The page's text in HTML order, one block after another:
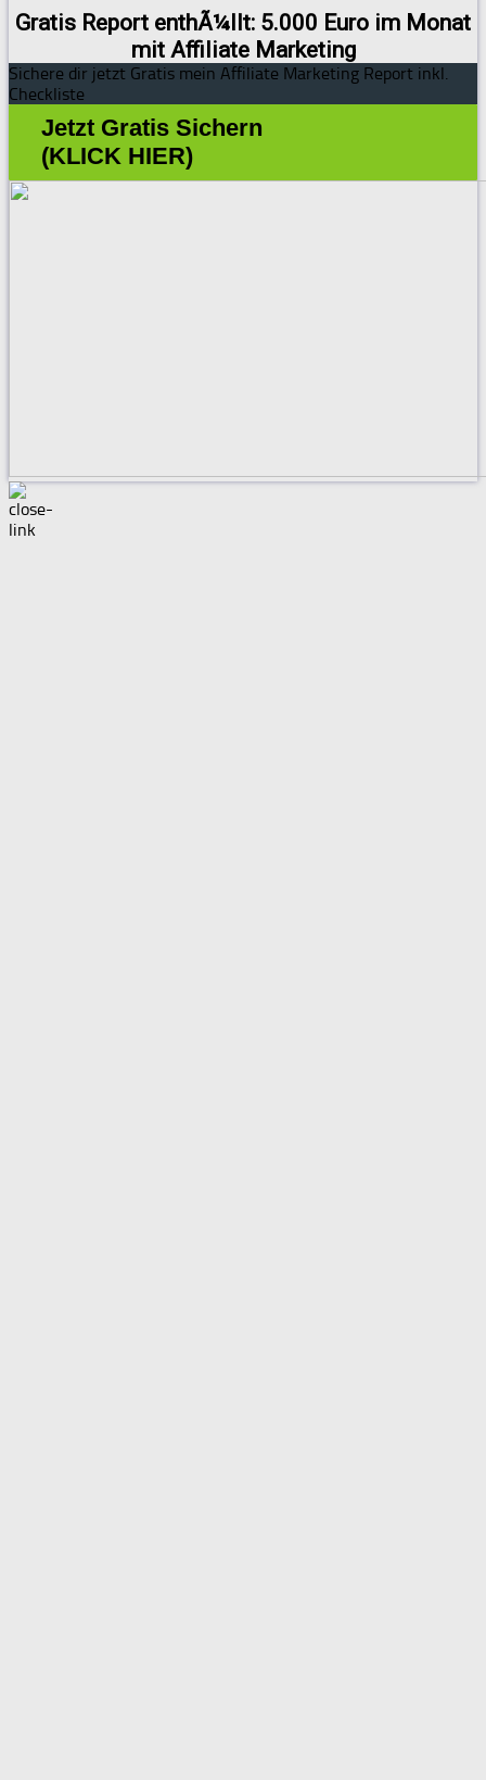
Gratis Report enthÃ¼llt: 5.000 Euro im Monat
mit Affiliate Marketing
Sichere dir jetzt Gratis mein Affiliate Marketing Report inkl.
Checkliste
Jetzt Gratis Sichern
(KLICK HIER)